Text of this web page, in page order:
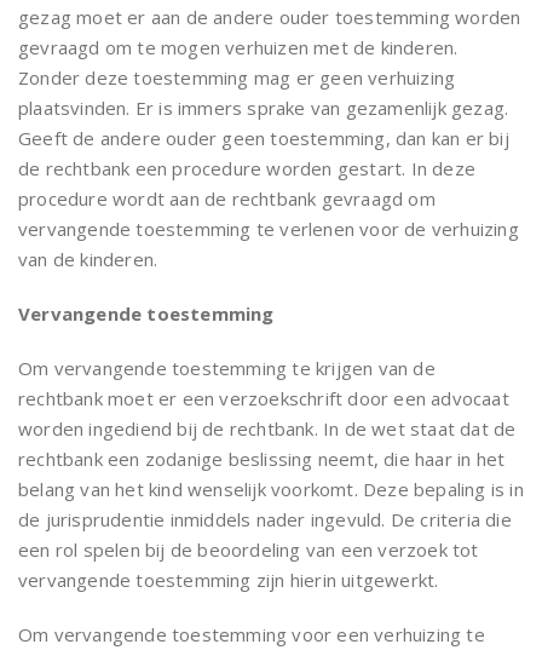
gezag moet er aan de andere ouder toestemming worden
gevraagd om te mogen verhuizen met de kinderen.
Zonder deze toestemming mag er geen verhuizing
plaatsvinden. Er is immers sprake van gezamenlijk gezag.
Geeft de andere ouder geen toestemming, dan kan er bij
de rechtbank een procedure worden gestart. In deze
procedure wordt aan de rechtbank gevraagd om
vervangende toestemming te verlenen voor de verhuizing
van de kinderen.
Vervangende toestemming
Om vervangende toestemming te krijgen van de
rechtbank moet er een verzoekschrift door een advocaat
worden ingediend bij de rechtbank. In de wet staat dat de
rechtbank een zodanige beslissing neemt, die haar in het
belang van het kind wenselijk voorkomt. Deze bepaling is in
de jurisprudentie inmiddels nader ingevuld. De criteria die
een rol spelen bij de beoordeling van een verzoek tot
vervangende toestemming zijn hierin uitgewerkt.
Om vervangende toestemming voor een verhuizing te